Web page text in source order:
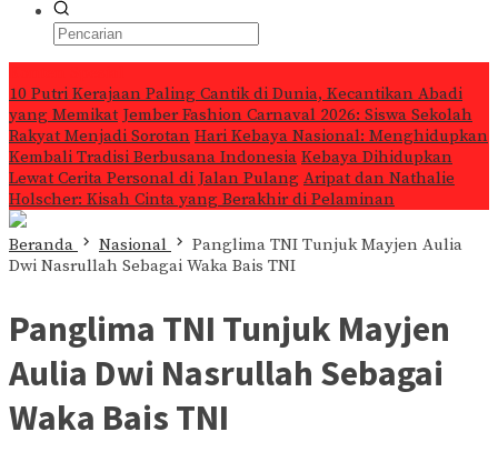
10 Putri Kerajaan Paling Cantik di Dunia, Kecantikan Abadi
yang Memikat Jember Fashion Carnaval 2026: Siswa Sekolah
Rakyat Menjadi Sorotan Hari Kebaya Nasional: Menghidupkan
Kembali Tradisi Berbusana Indonesia Kebaya Dihidupkan
Lewat Cerita Personal di Jalan Pulang Aripat dan Nathalie
Holscher: Kisah Cinta yang Berakhir di Pelaminan
Beranda Nasional
Panglima TNI Tunjuk Mayjen Aulia
Dwi Nasrullah Sebagai Waka Bais TNI
Panglima TNI Tunjuk Mayjen
Aulia Dwi Nasrullah Sebagai
Waka Bais TNI